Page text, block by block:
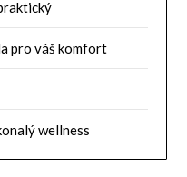
pro váš komfort
wellness